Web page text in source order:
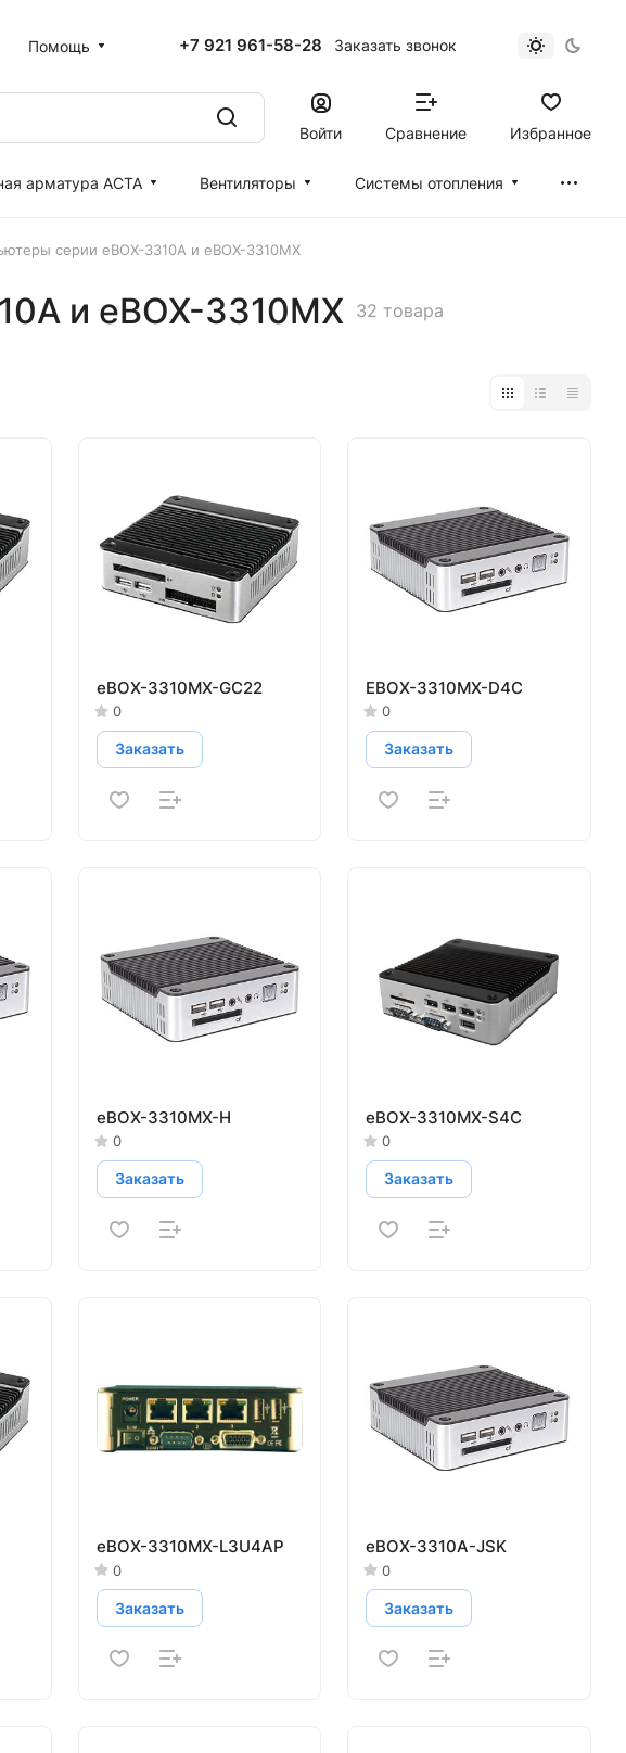
Помощь +7 921 961-58-28 Заказать звонок
Войти Сравнение Избранное
арматура АСТА Вентиляторы Cистемы отопления
серии eBOX-3310A и eBOX-3310MX
и eBOX-3310MX 32 товара
eBOX-3310MX-GC22
0
Заказать
EBOX-3310MX-D4C
0
Заказать
eBOX-3310MX-H
0
Заказать
eBOX-3310MX-S4C
0
Заказать
eBOX-3310MX-L3U4AP
0
Заказать
eBOX-3310A-JSK
0
Заказать